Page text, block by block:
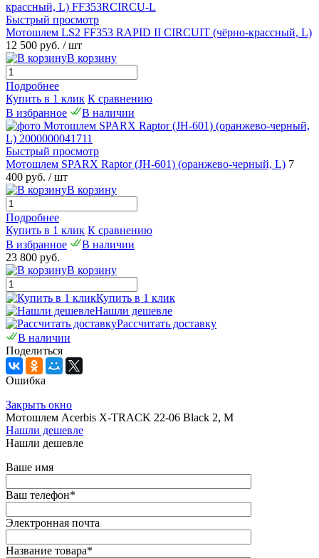
Быстрый просмотр
Мотошлем LS2 FF353 RAPID II CIRCUIT (чёрно-крассный, L)
12 500 руб. / шт
В корзину
Подробнее
Купить в 1 клик К сравнению
В избранное
В наличии
Быстрый просмотр
Мотошлем SPARX Raptor (JH-601) (оранжево-черный, L) 7
400 руб. / шт
В корзину
Подробнее
Купить в 1 клик К сравнению
В избранное
В наличии
23 800 руб.
В корзину
Купить в 1 клик
Нашли дешевле
Рассчитать доставку
В наличии
Поделиться
Ошибка
Закрыть окно
Мотошлем Acerbis X-TRACK 22-06 Black 2, M
Нашли дешевле
Нашли дешевле
Ваше имя
Ваш телефон*
Электронная почта
Название товара*